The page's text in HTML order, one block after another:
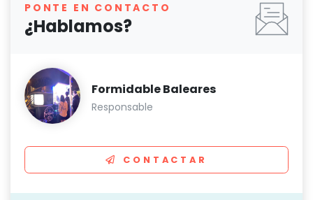
PONTE EN CONTACTO
¿Hablamos?
Formidable Baleares
Responsable
CONTACTAR